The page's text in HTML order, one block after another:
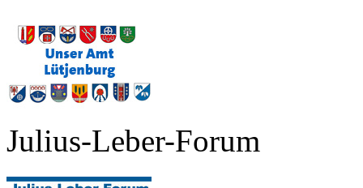
Julius-Leber-Forum